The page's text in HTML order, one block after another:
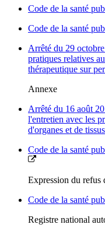
Code de la santé
Code de la santé
Arrêté du 29
pratiques relatives
thérapeutique sur
Annexe
Arrêté du 16 août
l'entretien avec les
d'organes et de tissus
Code de la santé
Expression du refus
Code de la santé
Registre national